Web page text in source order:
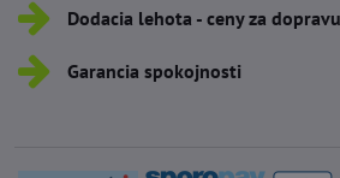
Dodacia lehota - ceny za dopravu
Garancia spokojnosti